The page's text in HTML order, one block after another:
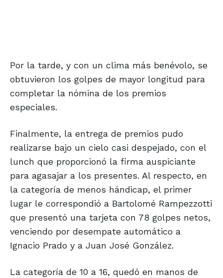
Por la tarde, y con un clima más benévolo, se
obtuvieron los golpes de mayor longitud para
completar la nómina de los premios
especiales.
Finalmente, la entrega de premios pudo
realizarse bajo un cielo casi despejado, con el
lunch que proporcionó la firma auspiciante
para agasajar a los presentes. Al respecto, en
la categoría de menos hándicap, el primer
lugar le correspondió a Bartolomé Rampezzotti
que presentó una tarjeta con 78 golpes netos,
venciendo por desempate automático a
Ignacio Prado y a Juan José González.
La categoría de 10 a 16, quedó en manos de